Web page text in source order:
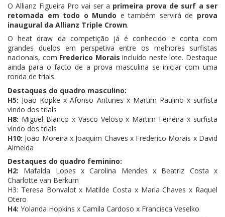
O Allianz Figueira Pro vai ser a primeira prova de surf a ser
retomada em todo o Mundo e também servirá de prova
inaugural da Allianz Triple Crown.
O heat draw da competição já é conhecido e conta com
grandes duelos em perspetiva entre os melhores surfistas
nacionais, com Frederico Morais incluído neste lote. Destaque
ainda para o facto de a prova masculina se iniciar com uma
ronda de trials.
Destaques do quadro masculino:
H5: João Kopke x Afonso Antunes x Martim Paulino x surfista
vindo dos trials
H8: Miguel Blanco x Vasco Veloso x Martim Ferreira x surfista
vindo dos trials
H10: João Moreira x Joaquim Chaves x Frederico Morais x David
Almeida
Destaques do quadro feminino:
H2: Mafalda Lopes x Carolina Mendes x Beatriz Costa x
Charlotte van Berkum
H3: Teresa Bonvalot x Matilde Costa x Maria Chaves x Raquel
Otero
H4: Yolanda Hopkins x Camila Cardoso x Francisca Veselko